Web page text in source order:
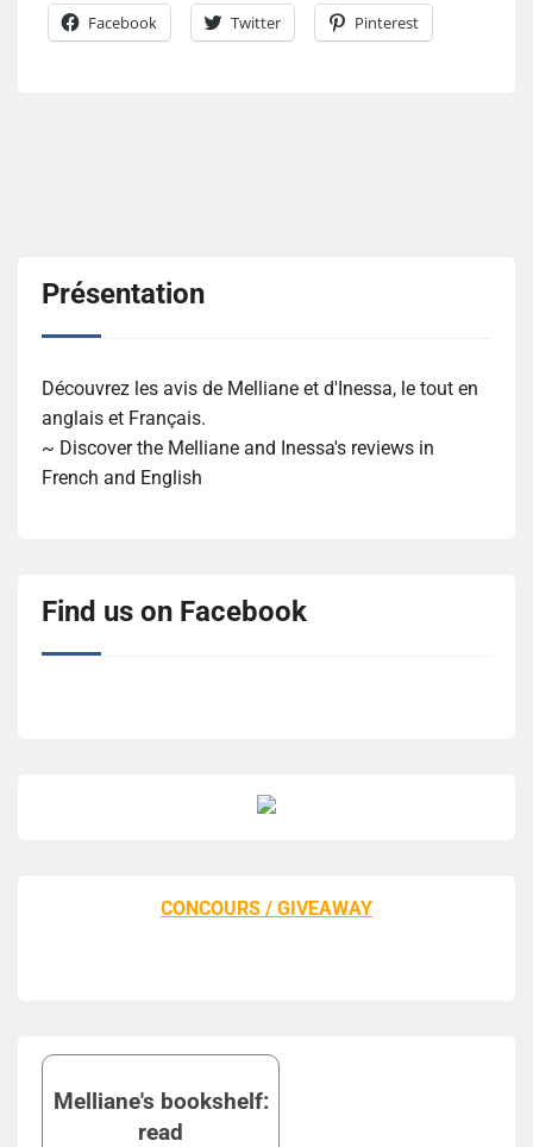
Facebook Twitter Pinterest
Présentation
Découvrez les avis de Melliane et d'Inessa, le tout en
anglais et Français.
~ Discover the Melliane and Inessa's reviews in
French and English
Find us on Facebook
CONCOURS / GIVEAWAY
Melliane's bookshelf:
read